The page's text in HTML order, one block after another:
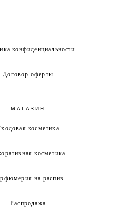
конфиденциальности
Договор оферты
МАГАЗИН
косметика
косметика
на распив
Распродажа